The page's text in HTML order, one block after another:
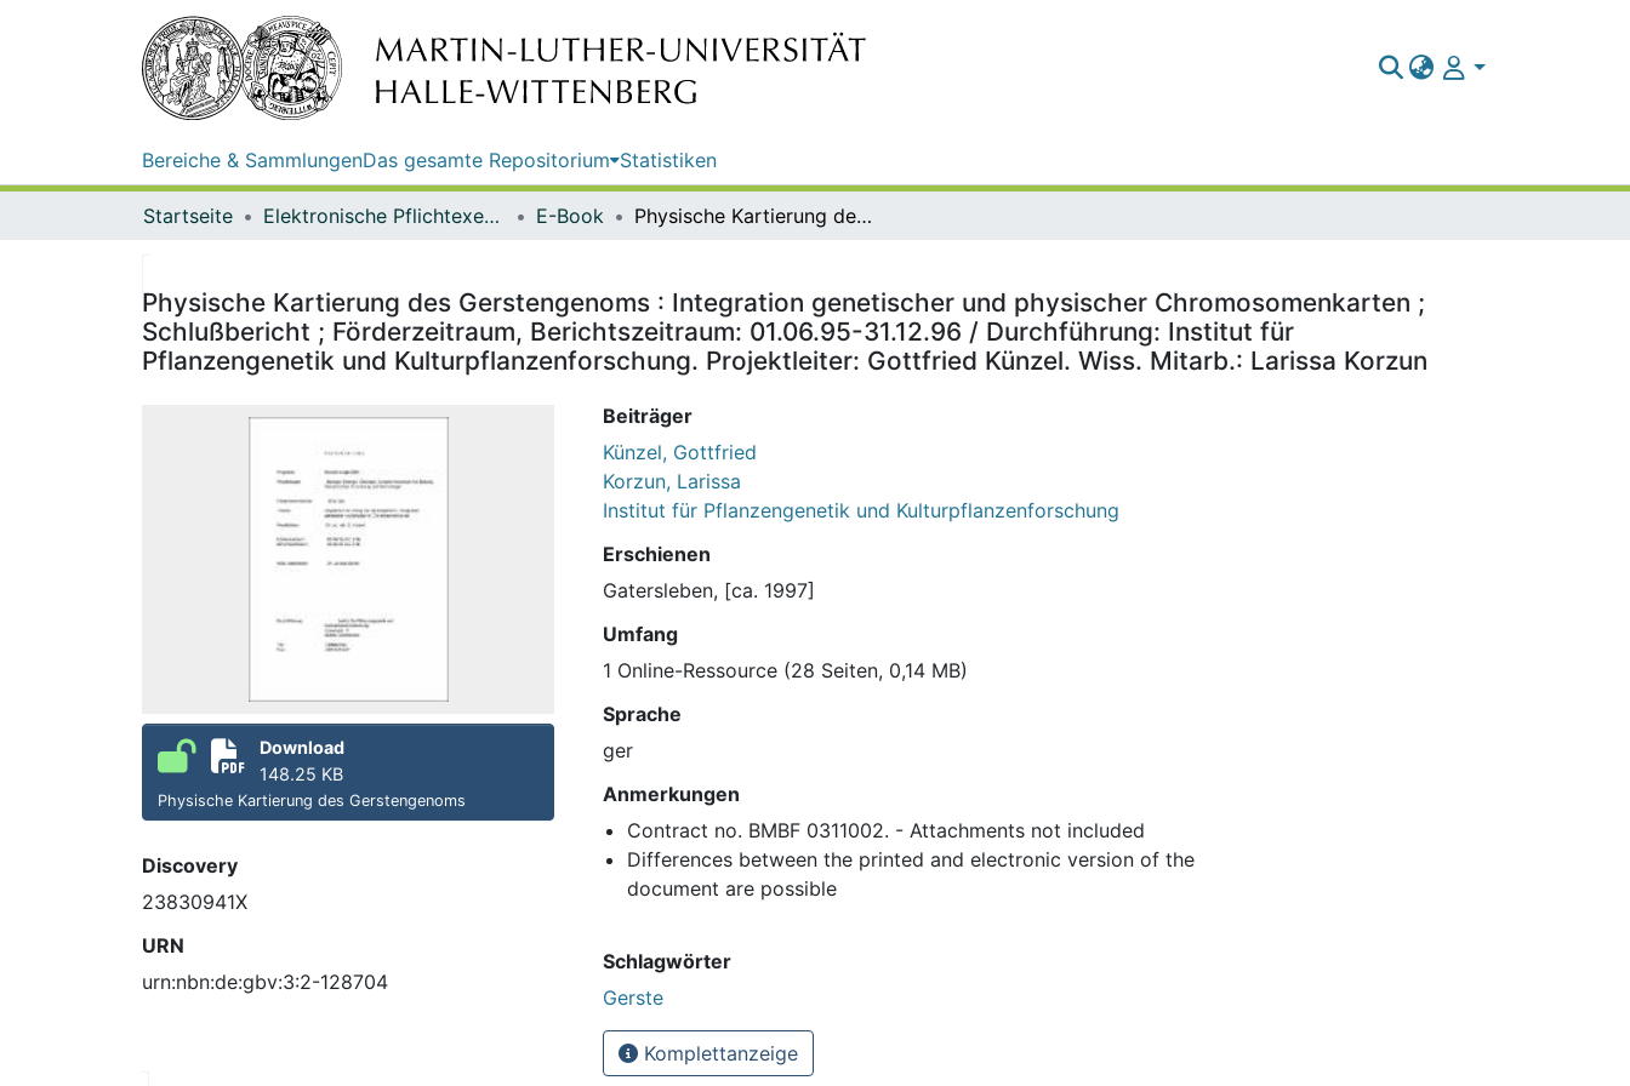
Bereiche & SammlungenDas gesamte Repositorium Statistiken
Startseite Elektronische Pflichtexemplare E-Book Physische Kartierung des Gerstengenoms : Integration genetischer und physischer Chromosomenkarten ; Schlußbericht ; Förderzeitraum, Berichtszeitraum: 01.06.95-31.12.96 / Durchführung: Institut für Pflanzengenetik und Kulturpflanzenforschung. Projektleiter: Gottfried Künzel. Wiss. Mitarb.: Larissa Korzun
Physische Kartierung des Gerstengenoms : Integration genetischer und physischer Chromosomenkarten ;
Schlußbericht ; Förderzeitraum, Berichtszeitraum: 01.06.95-31.12.96 / Durchführung: Institut für
Pflanzengenetik und Kulturpflanzenforschung. Projektleiter: Gottfried Künzel. Wiss. Mitarb.: Larissa Korzun
Download
148.25 KB
Physische Kartierung des Gerstengenoms
Discovery
23830941X
URN
urn:nbn:de:gbv:3:2-128704
Beiträger
Künzel, Gottfried
Korzun, Larissa
Institut für Pflanzengenetik und Kulturpflanzenforschung
Erschienen
Gatersleben, [ca. 1997]
Umfang
1 Online-Ressource (28 Seiten, 0,14 MB)
Sprache
ger
Anmerkungen
Contract no. BMBF 0311002. - Attachments not included
Differences between the printed and electronic version of the
document are possible
Schlagwörter
Gerste
Komplettanzeige